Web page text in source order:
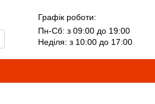
Графік роботи:
Пн-Сб: з 09:00 до 19:00
Неділя: з 10:00 до 17:00